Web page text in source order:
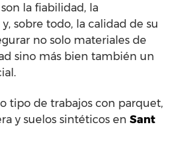
la fiabilidad, la
sobre todo, la calidad de su
no solo materiales de
sino más bien también un
tipo de trabajos con parquet,
y suelos sintéticos en Sant